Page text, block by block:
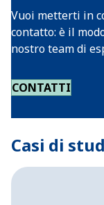
Vuoi metterti in
contatto: è il
nostro team di
CONTATTI
Casi di